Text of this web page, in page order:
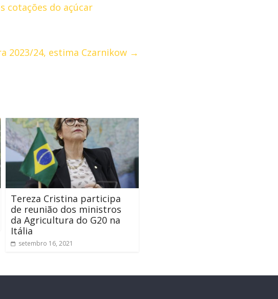
cotações do açúcar
2023/24, estima Czarnikow →
Tereza Cristina participa
de reunião dos ministros
da Agricultura do G20 na
Itália
setembro 16, 2021